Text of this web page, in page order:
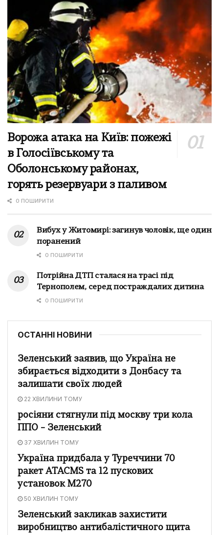
Ворожа атака на Київ: пожежі
в Голосіївському та
Оболонському районах,
горять резервуари з паливом
0 ПОШИРИТИ
Вибух у Житомирі: загинув чоловік, ще один
поранений
0 ПОШИРИТИ
Потрійна ДТП сталася на трасі під
Тернополем, серед постраждалих дитина
0 ПОШИРИТИ
ОСТАННІ НОВИНИ
Зеленський заявив, що Україна не
збирається відходити з Донбасу та
залишати своїх людей
22 ХВИЛИНИ ТОМУ
росіяни стягнули під москву три кола
ППО – Зеленський
37 ХВИЛИН ТОМУ
Україна придбала у Туреччини 70
ракет ATACMS та 12 пускових
установок M270
50 ХВИЛИН ТОМУ
Зеленський закликав захистити
виробництво антибалістичного щита